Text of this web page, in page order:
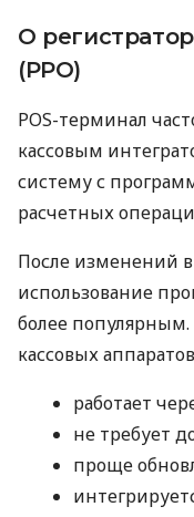
О
(РРО)
POS-терминал
кассовым
систему с
расчетных
После изменений в
использование
более популярным.
кассовых
работает
не требует
проще